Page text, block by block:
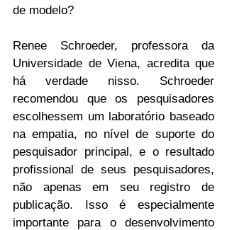
de modelo?
Renee Schroeder, professora da
Universidade de Viena, acredita que
há verdade nisso. Schroeder
recomendou que os pesquisadores
escolhessem um laboratório baseado
na empatia, no nível de suporte do
pesquisador principal, e o resultado
profissional de seus pesquisadores,
não apenas em seu registro de
publicação. Isso é especialmente
importante para o desenvolvimento